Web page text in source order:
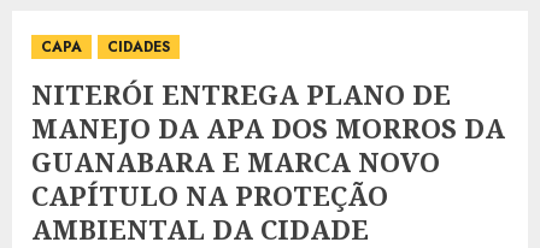
CAPA CIDADES
NITERÓI ENTREGA PLANO DE
MANEJO DA APA DOS MORROS DA
GUANABARA E MARCA NOVO
CAPÍTULO NA PROTEÇÃO
AMBIENTAL DA CIDADE